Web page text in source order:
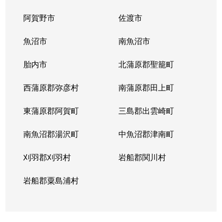
山木戸
山木戸
2,800万円 新潟
山木戸
3,200万円 新潟
山木戸
新潟
山木戸
5,200万円 新潟
山木戸
2,300万円 新潟
山木戸
9,000万円 新潟
山の下町
阿賀野市 佐渡市
魚沼市 南魚沼市
胎内市 北蒲原郡聖籠町
西蒲原郡弥彦村 南蒲原郡田上町
東蒲原郡阿賀町 三島郡出雲崎町
南魚沼郡湯沢町 中魚沼郡津南町
刈羽郡刈羽村 岩船郡関川村
岩船郡粟島浦村